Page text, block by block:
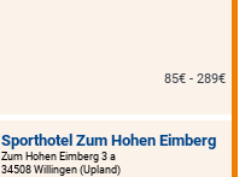
85€ - 289€
Sporthotel Zum Hohen Eimberg
Zum Hohen Eimberg 3 a
34508 Willingen (Upland)